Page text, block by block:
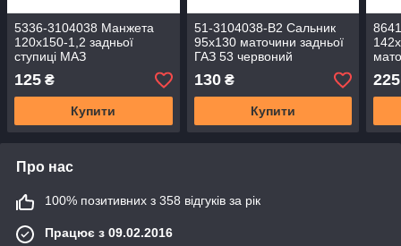
5336-3104038 Манжета
120х150-1,2 задньої
ступиці МАЗ
125 ₴
Купити
51-3104038-В2 Сальник
95х130 маточини задньої
ГАЗ 53 червоний
130₴
Купити
225
Про нас
100% позитивних з 358 відгуків за рік
Працює з 09.02.2016